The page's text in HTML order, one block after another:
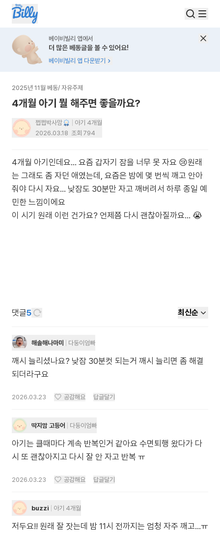
베이비빌리 앱에서
더 많은 베동글을 볼 수 있어요!
베이비빌리 앱 다운받기
2025년 11월 베동/ 자유주제
4개월 아기 뭘 해주면 좋을까요?
쩝쩝박사맘
아기 4개월
2026.03.18 조회 794
4개월 아기인데요… 요즘 갑자기 잠을 너무 못 자요 😢원래
는 그래도 좀 자던 애였는데, 요즘은 밤에 몇 번씩 깨고 안아
줘야 다시 자요… 낮잠도 30분만 자고 깨버려서 하루 종일 예
민한 느낌이에요
이 시기 원래 이런 건가요? 언제쯤 다시 괜찮아질까요… 😭
댓글5 최신순
해솔해나마미 다둥이엄빠
깨시 늘리셨나요? 낮잠 30분컷 되는거 깨시 늘리면 좀 해결
되더라구요
2026.03.23 공감해요 답글달기
딱지맘 고등어 다둥이엄빠
아기는 클때마다 계속 반복인거 같아요 수면퇴행 왔다가 다
시 또 괜찮아지고 다시 잘 안 자고 반복 ㅠ
2026.03.23 공감해요 답글달기
buzzi 아기 4개월
저두요!! 원래 잘 잣는데 밤 11시 전까지는 엄청 자주 깨고…ㅠ